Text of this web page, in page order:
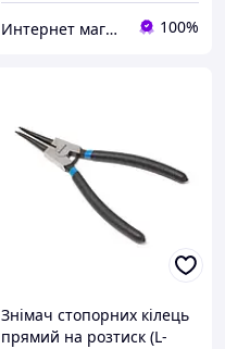
Интернет магазин "3 щітки" 100%
Знімач стопорних кілець
прямий на розтиск (L-